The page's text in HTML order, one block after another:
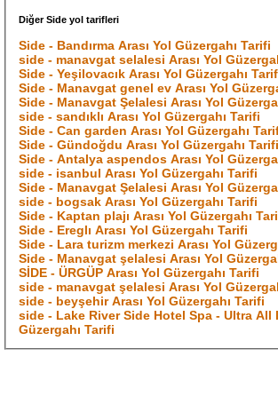
Diğer Side yol tarifleri
Side - Bandırma Arası Yol Güzergahı Tarifi
side - manavgat selalesi Arası Yol
Side - Yeşilovacık Arası Yol Güzergahı
Side - Manavgat genel ev Arası Yol
Side - Manavgat Şelalesi Arası Yol
side - sandıklı Arası Yol Güzergahı Tarifi
Side - Can garden Arası Yol Güzergahı
Side - Gündoğdu Arası Yol Güzergahı Tarifi
Side - Antalya aspendos Arası Yol
side - isanbul Arası Yol Güzergahı Tarifi
Side - Manavgat Şelalesi Arası Yol
side - bogsak Arası Yol Güzergahı Tarifi
Side - Kaptan plajı Arası Yol Güzergahı
Side - Ereglı Arası Yol Güzergahı Tarifi
Side - Lara turizm merkezi Arası Yol
Side - Manavgat şelalesi Arası Yol
SİDE - ÜRGÜP Arası Yol Güzergahı Tarifi
side - manavgat şelalesi Arası Yol
side - beyşehir Arası Yol Güzergahı Tarifi
side - Lake River Side Hotel Spa - Ultra All Inclusive Arası Yol
Güzergahı Tarifi